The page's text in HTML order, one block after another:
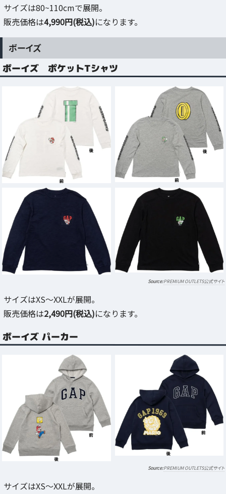
サイズは80~110cmで展開。
販売価格は4,990円(税込)になります。
ボーイズ
ボーイズ ポケットTシャツ
PREMIUM OUTLETS公式サイト
サイズはXS～XXLが展開。
販売価格は2,490円(税込)になります。
ボーイズ パーカー
PREMIUM OUTLETS公式サイト
サイズはXS～XXLが展開。